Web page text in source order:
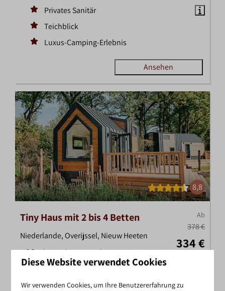
Privates Sanitär
Teichblick
Luxus-Camping-Erlebnis
Ansehen
8,8
Ab
378 €
334 €
Tiny Haus mit 2 bis 4 Betten
Niederlande, Overijssel, Nieuw Heeten
2
1 Nein
Ja
Klimaanlage
Schlafempore
Diese Website verwendet Cookies
Wir verwenden Cookies, um Ihre Benutzererfahrung zu